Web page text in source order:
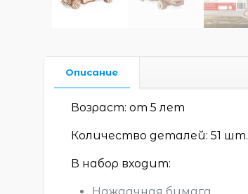
Описание
Возраст: от 5 лет
Количество деталей: 51 шт.
В набор входит: